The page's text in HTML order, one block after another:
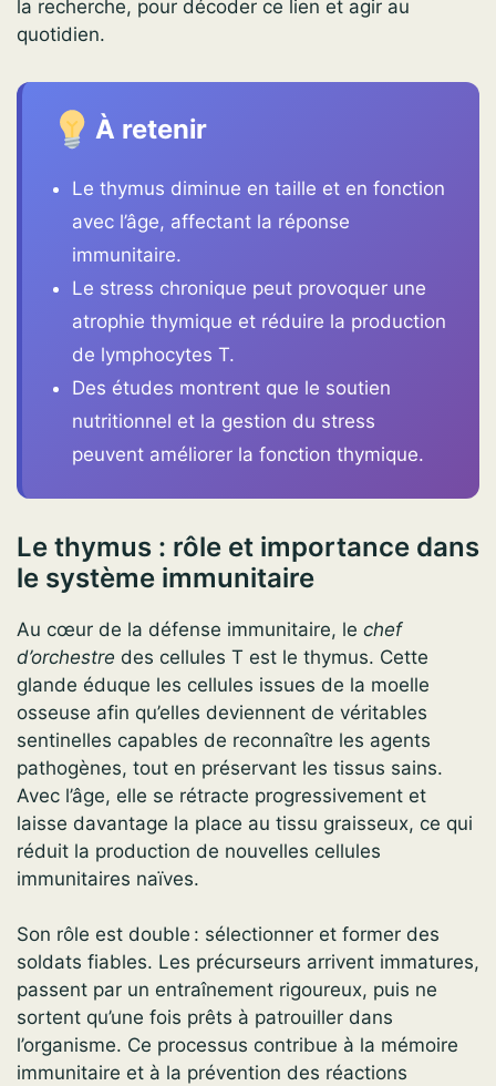
la recherche, pour décoder ce lien et agir au
quotidien.
À retenir
Le thymus diminue en taille et en fonction
avec l’âge, affectant la réponse
immunitaire.
Le stress chronique peut provoquer une
atrophie thymique et réduire la production
de lymphocytes T.
Des études montrent que le soutien
nutritionnel et la gestion du stress
peuvent améliorer la fonction thymique.
Le thymus : rôle et importance dans
le système immunitaire
Au cœur de la défense immunitaire, le chef
d’orchestre des cellules T est le thymus. Cette
glande éduque les cellules issues de la moelle
osseuse afin qu’elles deviennent de véritables
sentinelles capables de reconnaître les agents
pathogènes, tout en préservant les tissus sains.
Avec l’âge, elle se rétracte progressivement et
laisse davantage la place au tissu graisseux, ce qui
réduit la production de nouvelles cellules
immunitaires naïves.
Son rôle est double : sélectionner et former des
soldats fiables. Les précurseurs arrivent immatures,
passent par un entraînement rigoureux, puis ne
sortent qu’une fois prêts à patrouiller dans
l’organisme. Ce processus contribue à la mémoire
immunitaire et à la prévention des réactions